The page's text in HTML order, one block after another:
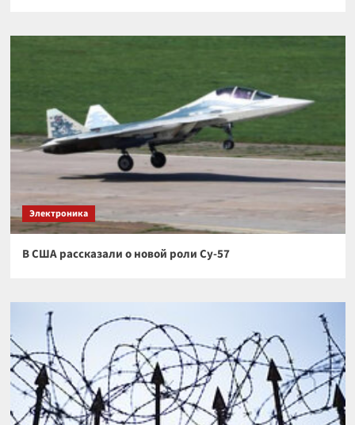
Электроника
В США рассказали о новой роли Су-57